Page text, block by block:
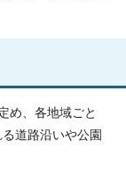
め、各地域ごと
道路沿いや公園